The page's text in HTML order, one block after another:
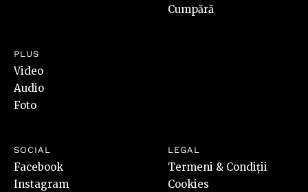
Cumpără
PLUS
Video
Audio
Foto
SOCIAL
Facebook
Instagram
LEGAL
Termeni & Condiții
Cookies